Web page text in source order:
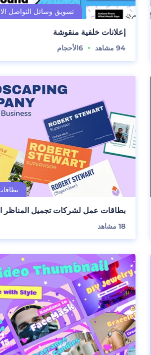
إعلانات خلفية منقوشة
94 مشاهد 6 الأحجام
بطاقات عمل لشركات تجميل المناظر
18 مشاهد